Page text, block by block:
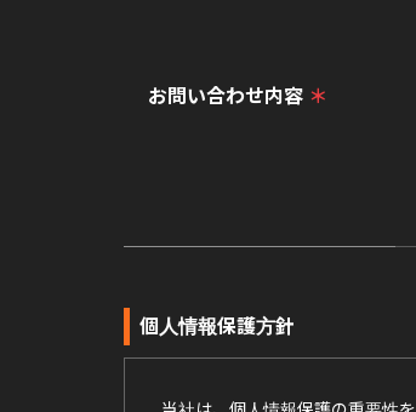
お問い合わせ内容 ＊
個人情報保護方針